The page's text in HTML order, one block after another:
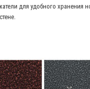
для удобного хранения